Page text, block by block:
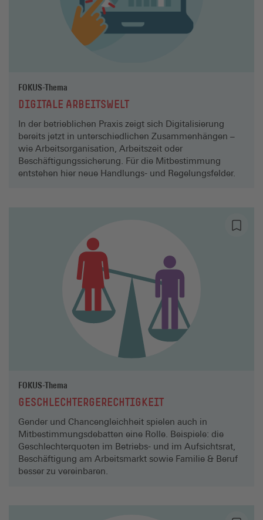
FOKUS-Thema
DIGITALE ARBEITSWELT
In der betrieblichen Praxis zeigt sich Digitalisierung
bereits jetzt in unterschiedlichen Zusammenhängen –
wie Arbeitsorganisation, Arbeitszeit oder
Beschäftigungssicherung. Für die Mitbestimmung
entstehen hier neue Handlungs- und Regelungsfelder.
FOKUS-Thema
GESCHLECHTERGERECHTIGKEIT
Gender und Chancengleichheit spielen auch in
Mitbestimmungsdebatten eine Rolle. Beispiele: die
Geschlechterquoten im Betriebs- und im Aufsichts­rat,
Beschäftigung am Arbeitsmarkt sowie Familie & Beruf
besser zu vereinbaren.